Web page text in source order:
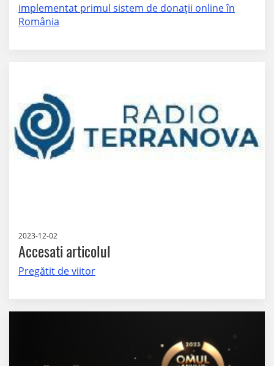
implementat primul sistem de donații online în
România
2023-12-02
Accesati articolul
Pregătit de viitor